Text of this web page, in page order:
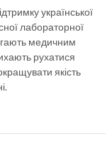
української
лабораторної
медичним
рухатися
якість